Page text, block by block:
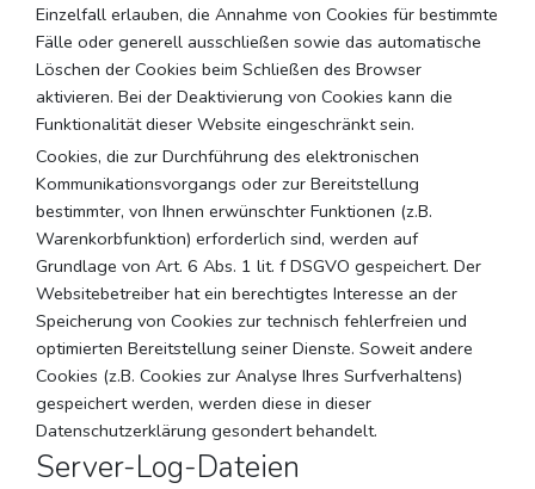
Einzelfall erlauben, die Annahme von Cookies für bestimmte
Fälle oder generell ausschließen sowie das automatische
Löschen der Cookies beim Schließen des Browser
aktivieren. Bei der Deaktivierung von Cookies kann die
Funktionalität dieser Website eingeschränkt sein.
Cookies, die zur Durchführung des elektronischen
Kommunikationsvorgangs oder zur Bereitstellung
bestimmter, von Ihnen erwünschter Funktionen (z.B.
Warenkorbfunktion) erforderlich sind, werden auf
Grundlage von Art. 6 Abs. 1 lit. f DSGVO gespeichert. Der
Websitebetreiber hat ein berechtigtes Interesse an der
Speicherung von Cookies zur technisch fehlerfreien und
optimierten Bereitstellung seiner Dienste. Soweit andere
Cookies (z.B. Cookies zur Analyse Ihres Surfverhaltens)
gespeichert werden, werden diese in dieser
Datenschutzerklärung gesondert behandelt.
Server-Log-Dateien